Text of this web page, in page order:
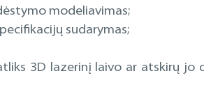
modeliavimas;
sudarymas;
3D lazerinį laivo ar atskirų jo